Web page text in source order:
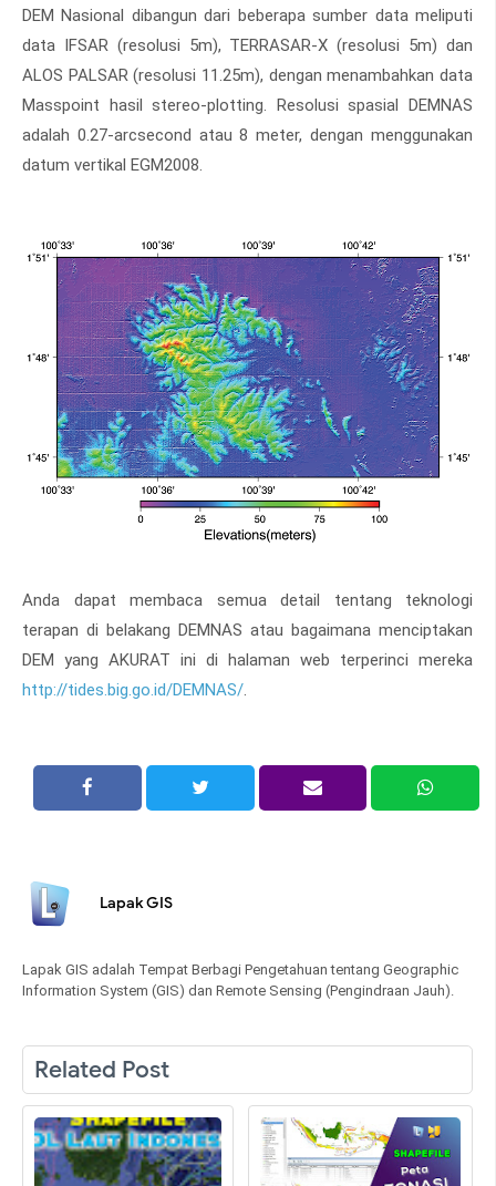
DEM Nasional dibangun dari beberapa sumber data meliputi
data IFSAR (resolusi 5m), TERRASAR-X (resolusi 5m) dan
ALOS PALSAR (resolusi 11.25m), dengan menambahkan data
Masspoint hasil stereo-plotting. Resolusi spasial DEMNAS
adalah 0.27-arcsecond atau 8 meter, dengan menggunakan
datum vertikal EGM2008.
Anda dapat membaca semua detail tentang teknologi
terapan di belakang DEMNAS atau bagaimana menciptakan
DEM yang AKURAT ini di halaman web terperinci mereka
http://tides.big.go.id/DEMNAS/
Lapak GIS
Lapak GIS adalah Tempat Berbagi Pengetahuan tentang Geographic
Information System (GIS) dan Remote Sensing (Pengindraan Jauh).
Related Post